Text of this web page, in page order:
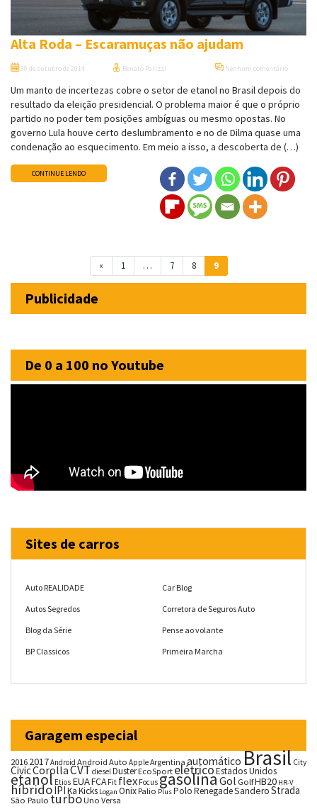
Alta Roda – Escaramuças não ajudam
30 de outubro de 2014 Renato Parizzi Nenhum comentário
Um manto de incertezas cobre o setor de etanol no Brasil depois do
resultado da eleição presidencial. O problema maior é que o próprio
partido no poder tem posições ambíguas ou mesmo opostas. No
governo Lula houve certo deslumbramento e no de Dilma quase uma
condenação ao esquecimento. Em meio a isso, a descoberta de (…)
CONTINUE LENDO
Navegação entre posts
« 1 … 7 8 9
Publicidade
De 0 a 100 no Youtube
Sites de carros
Auto REALIDADE
Autos Segredos
Blog da Série
BP Classicos
Car Blog
Corretora de Seguros Auto
Pense ao volante
Primeira Marcha
Garagem especial
20162017Android Android Auto AppleArgentina automáticoBrasil City
CivicCorollaCVTdieselDusterEcoSportelétricoEstados Unidos
etanol Etios EUAFCA Fit flex FocusgasolinaGol GolfHB20 HR-V
híbridoIPIKaKicks Logan OnixPalio PlusPoloRenegadeSanderoStrada
São Paulo turboUno Versa